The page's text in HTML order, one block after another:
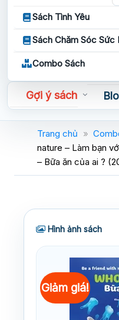
Sách Tình Yêu
Sách Chăm Sóc Sức
Combo Sách
Gợi ý sách
Sách nói
Trang chủ »
nature – Làm bạn
– Bữa ăn của ai ?
Hình ảnh sách
Giảm giá!